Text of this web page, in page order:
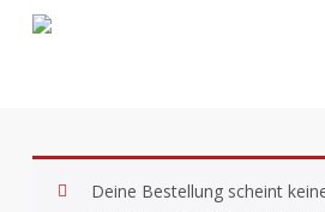
Deine Bestellung scheint